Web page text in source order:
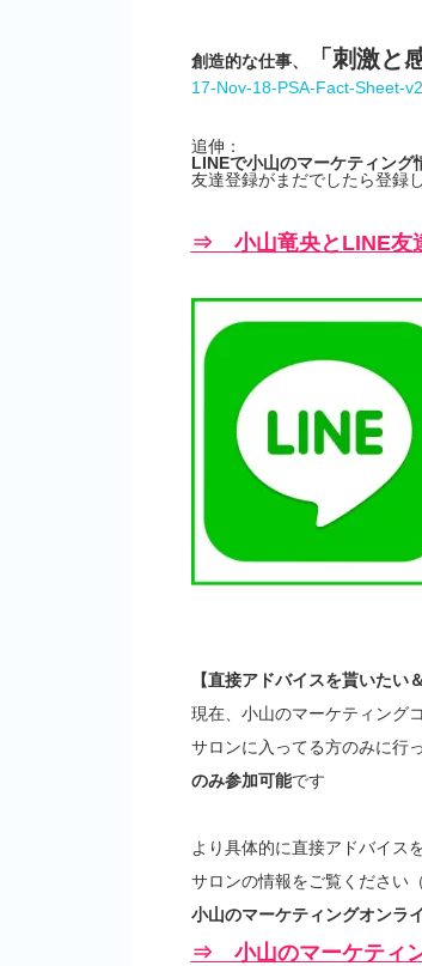
創造的な仕事、 「刺激と
17-Nov-18-PSA-Fact-Sheet-v2
追伸：
LINEで小山のマーケティング
友達登録がまだでしたら登録
⇒ 小山竜央とLINE友
【直接アドバイスを貰いたい
現在、小山のマーケティング
サロンに入ってる方のみに行
のみ参加可能です
より具体的に直接アドバイス
サロンの情報をご覧ください
小山のマーケティングオンラ
⇒ 小山のマーケティ